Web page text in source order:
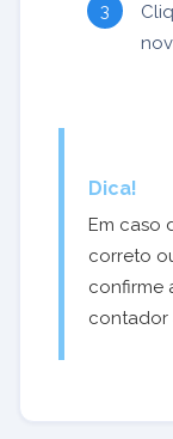
Dica!
Em caso
correto
confirme
contador